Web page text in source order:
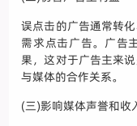
误点击的广告通常转
需求点击广告。广告
果，这对于广告主来
与媒体的合作关系。
(三)影响媒体声誉和收